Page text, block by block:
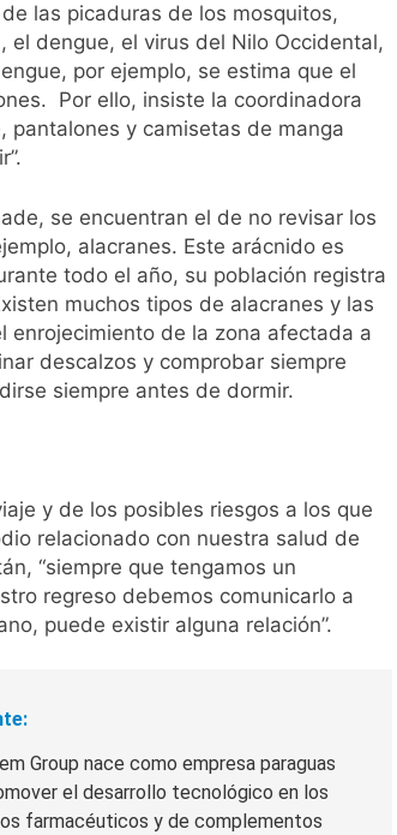
las picaduras de los mosquitos,
dengue, el virus del Nilo Occidental,
por ejemplo, se estima que el
Por ello, insiste la coordinadora
pantalones y camisetas de manga
se encuentran el de no revisar los
alacranes. Este arácnido es
todo el año, su población registra
muchos tipos de alacranes y las
enrojecimiento de la zona afectada a
descalzos y comprobar siempre
siempre antes de dormir.
y de los posibles riesgos a los que
relacionado con nuestra salud de
“siempre que tengamos un
regreso debemos comunicarlo a
puede existir alguna relación”.
Group nace como empresa paraguas
el desarrollo tecnológico en los
farmacéuticos y de complementos